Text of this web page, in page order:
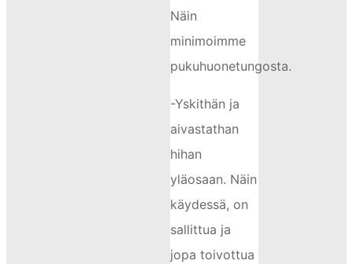
Näin
minimoimme
pukuhuonetungosta.
-Yskithän ja
aivastathan
hihan
yläosaan. Näin
käydessä, on
sallittua ja
jopa toivottua